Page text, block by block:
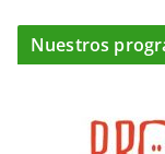
Nuestros